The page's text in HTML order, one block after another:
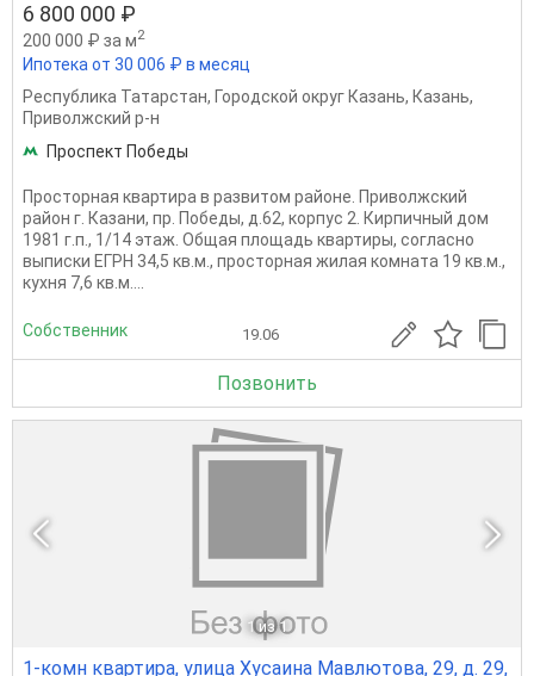
6 800 000 ₽
200 000 ₽ за м2
Ипотека от 30 006 ₽ в месяц
Республика Татарстан, Городской округ Казань, Казань,
Приволжский р-н
Проспект Победы
Просторная квартира в развитом районе. Приволжский
район г. Казани, пр. Победы, д.62, корпус 2. Кирпичный дом
1981 г.п., 1/14 этаж. Общая площадь квартиры, согласно
выписки ЕГРН 34,5 кв.м., просторная жилая комната 19 кв.м.,
кухня 7,6 кв.м....
Собственник 19.06
Позвонить
1 из 1
1-комн квартира, улица Хусаина Мавлютова, 29, д. 29,